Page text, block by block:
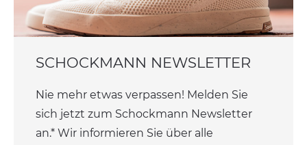
SCHOCKMANN NEWSLETTER
Nie mehr etwas verpassen! Melden Sie
sich jetzt zum Schockmann Newsletter
an.* Wir informieren Sie über alle